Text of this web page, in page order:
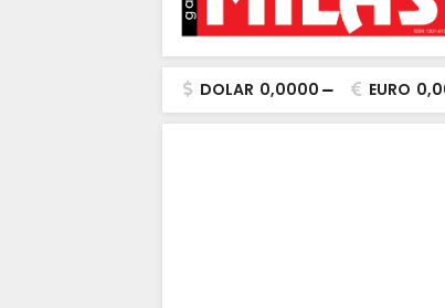
DOLAR 0,0000 EURO